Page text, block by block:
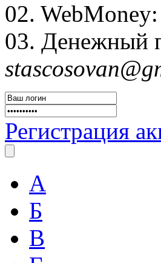
02. WebMoney:
03. Денежный
Регистрация
А
Б
В